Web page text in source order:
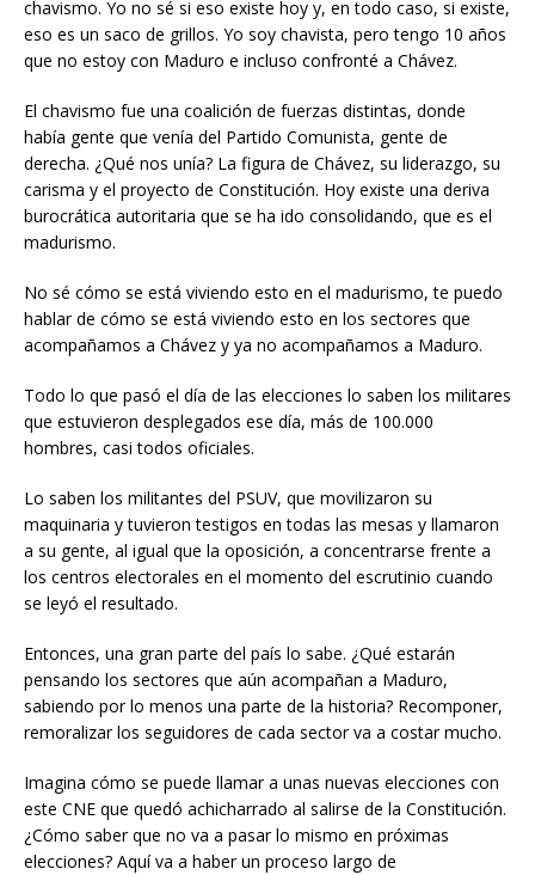
chavismo. Yo no sé si eso existe hoy y, en todo caso, si existe,
eso es un saco de grillos. Yo soy chavista, pero tengo 10 años
que no estoy con Maduro e incluso confronté a Chávez.
El chavismo fue una coalición de fuerzas distintas, donde
había gente que venía del Partido Comunista, gente de
derecha. ¿Qué nos unía? La figura de Chávez, su liderazgo, su
carisma y el proyecto de Constitución. Hoy existe una deriva
burocrática autoritaria que se ha ido consolidando, que es el
madurismo.
No sé cómo se está viviendo esto en el madurismo, te puedo
hablar de cómo se está viviendo esto en los sectores que
acompañamos a Chávez y ya no acompañamos a Maduro.
Todo lo que pasó el día de las elecciones lo saben los militares
que estuvieron desplegados ese día, más de 100.000
hombres, casi todos oficiales.
Lo saben los militantes del PSUV, que movilizaron su
maquinaria y tuvieron testigos en todas las mesas y llamaron
a su gente, al igual que la oposición, a concentrarse frente a
los centros electorales en el momento del escrutinio cuando
se leyó el resultado.
Entonces, una gran parte del país lo sabe. ¿Qué estarán
pensando los sectores que aún acompañan a Maduro,
sabiendo por lo menos una parte de la historia? Recomponer,
remoralizar los seguidores de cada sector va a costar mucho.
Imagina cómo se puede llamar a unas nuevas elecciones con
este CNE que quedó achicharrado al salirse de la Constitución.
¿Cómo saber que no va a pasar lo mismo en próximas
elecciones? Aquí va a haber un proceso largo de